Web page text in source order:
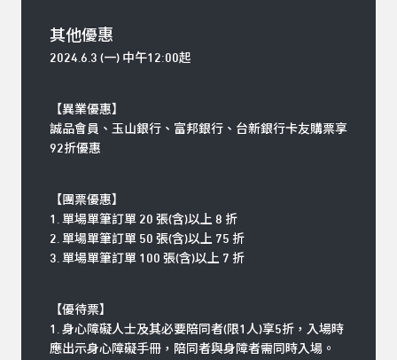
其他優惠
2024.6.3 (一) 中午12:00起
【異業優惠】
誠品會員、玉山銀行、富邦銀行、台新銀行卡友購票享
92折優惠
【團票優惠】
1. 單場單筆訂單 20 張(含)以上 8 折
2. 單場單筆訂單 50 張(含)以上 75 折
3. 單場單筆訂單 100 張(含)以上 7 折
【優待票】
1. 身心障礙人士及其必要陪同者(限1人)享5折，入場時
應出示身心障礙手冊，陪同者與身障者需同時入場。